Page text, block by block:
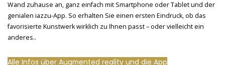
Wand zuhause an, ganz einfach mit Smartphone oder Tablet und der
genialen iazzu-App. So erhalten Sie einen ersten Eindruck, ob das
favorisierte Kunstwerk wirklich zu Ihnen passt – oder vielleicht ein
anderes..
Alle Infos über Augmented reality und die App